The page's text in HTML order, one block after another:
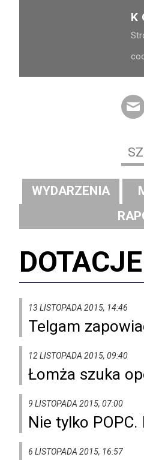
WYDARZENIA
DOTACJE
13 LISTOPADA 2015, 14:46
Telgam
12 LISTOPADA 2015, 09:40
Łomża szuka
9 LISTOPADA 2015, 07:00
Nie tylko
6 LISTOPADA 2015, 16:57